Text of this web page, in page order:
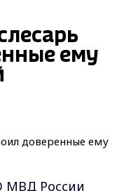
ему
МВД России